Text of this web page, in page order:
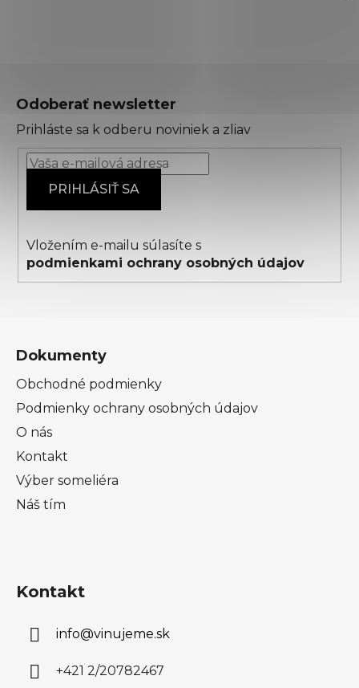
Odoberať newsletter
Prihláste sa k odberu noviniek a zliav
PRIHLÁSIŤ SA
Vložením e-mailu súlasíte s
podmienkami ochrany osobných údajov
Dokumenty
Obchodné podmienky
Podmienky ochrany osobných údajov
O nás
Kontakt
Výber someliéra
Náš tím
Kontakt
info@vinujeme.sk
+421 2/20782467